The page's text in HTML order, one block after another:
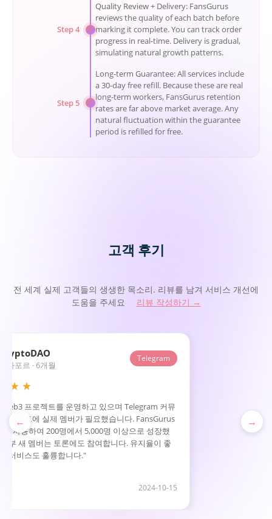
Step 4
Quality Review + Delivery: FansGurus
reviews the quality of each batch before
marking it complete. You can track order
progress in real-time. Delivery is gradual,
simulating natural growth patterns.
Step 5
Long-term Guarantee: All services include
a 30-day free refill. Because these are real
long-term workers, FansGurus retention
rates are far above market average. Any
natural fluctuation within the guarantee
period is refilled for free.
고객 후기
전 세계 실제 고객들의 생생한 목소리. 리뷰를 남겨 서비스 개선에
도움을 주세요
리뷰 작성하기 →
←
개월
TikTok
전달이 정말 빨랐습니다 — 주문 후 2시간
시작했습니다. 팔로워 증가 후 동영상 조회
올랐습니다. 핵심은 팔로워가 안정적이라는
전혀 없습니다."
2024-11-15
인 급등이 없었습니다.
계정처럼 보여서 장기적
→